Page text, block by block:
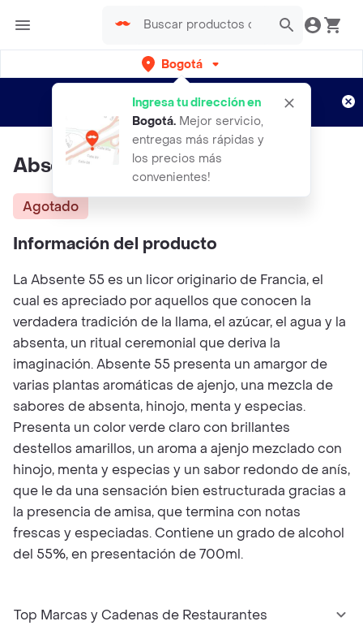
Bogotá
Ingresa tu dirección en
Bogotá. Mejor servicio,
entregas más rápidas y
los precios más
convenientes!
envíos gratis por semanas
Aplican TyC
Absente 55 700ml
Agotado
Información del producto
La Absente 55 es un licor originario de Francia, el
cual es apreciado por aquellos que conocen la
verdadera tradición de la llama, el azúcar, el agua y la
absenta, un ritual ceremonial que deriva la
imaginación. Absente 55 presenta un amargor de
varias plantas aromáticas de ajenjo, una mezcla de
sabores de absenta, hinojo, menta y especias.
Presenta un color verde claro con brillantes
destellos amarillos, un aroma a ajenjo mezclado con
hinojo, menta y especias y un sabor redondo de anís,
que le da una sensación bien estructurada gracias a
la presencia de amisa, que termina con notas
frescas y especiadas. Contiene un grado de alcohol
del 55%, en presentación de 700ml.
Top Marcas y Cadenas de Restaurantes